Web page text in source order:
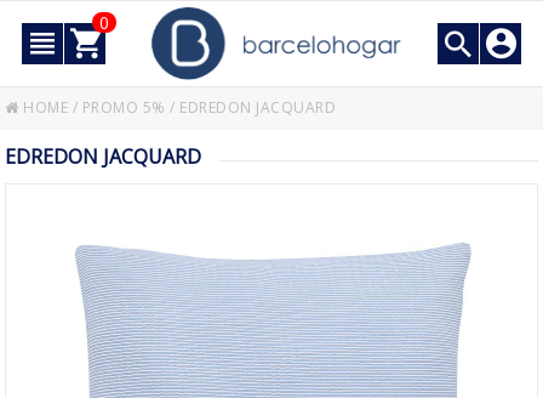
0
HOME / PROMO 5% / EDREDON JACQUARD
EDREDON JACQUARD